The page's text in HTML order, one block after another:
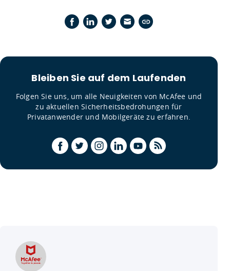
Bleiben Sie auf dem Laufenden
Folgen Sie uns, um alle Neuigkeiten von McAfee und
zu aktuellen Sicherheitsbedrohungen für
Privatanwender und Mobilgeräte zu erfahren.